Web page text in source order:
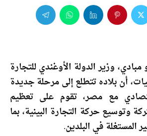
وزير الدولة الأوغندي للتجارة
أن بلاده تتطلع إلى مرحلة جديدة
مع مصر، تقوم على تعظيم
وتوسيع حركة التجارة البينية، بما
المستغلة في البلدين.